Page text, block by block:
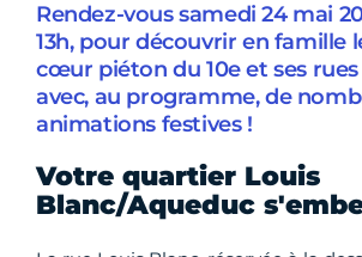
Rendez-vous samedi 24 mai
13h, pour découvrir en famille
cœur piéton du 10e et ses rues
avec, au programme, de
animations festives !
Votre quartier Louis
Blanc/Aqueduc